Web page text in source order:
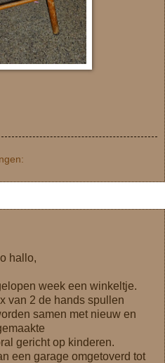
hallo,
week een winkeltje.
van 2 de hands spullen
samen met nieuw en
gericht op kinderen.
een garage omgetoverd tot